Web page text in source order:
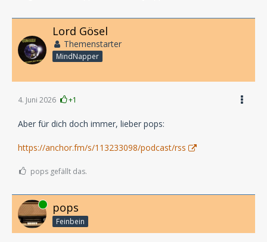
Lord Gösel
Themenstarter
MindNapper
4. Juni 2026 +1
Aber für dich doch immer, lieber pops:
https://anchor.fm/s/113233098/podcast/rss
pops gefällt das.
Online pops
Feinbein